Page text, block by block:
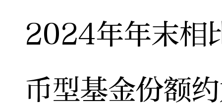
2024年年末相
币型基金份额